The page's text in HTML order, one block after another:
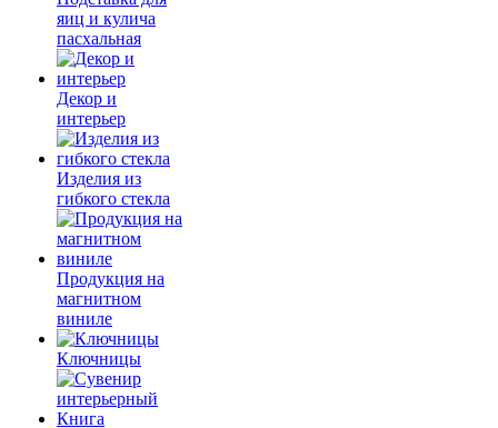
яиц и кулича
пасхальная
Декор и
интерьер
Изделия из
гибкого стекла
Продукция на
магнитном
виниле
Ключницы